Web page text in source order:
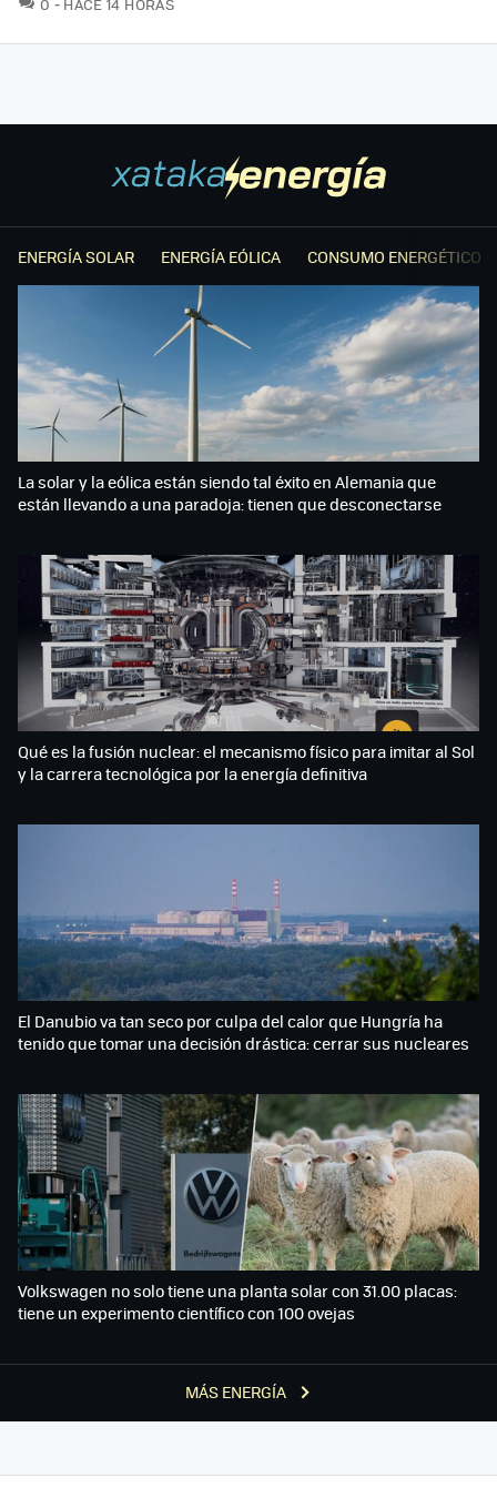
0 HACE 14 HORAS
ENERGÍA SOLAR ENERGÍA EÓLICA CONSUMO ENERGÉTICO
MÁS ENERGÍA
La solar y la eólica están siendo tal éxito en Alemania que
están llevando a una paradoja: tienen que desconectarse
Qué es la fusión nuclear: el mecanismo físico para imitar al Sol
y la carrera tecnológica por la energía definitiva
El Danubio va tan seco por culpa del calor que Hungría ha
tenido que tomar una decisión drástica: cerrar sus nucleares
Volkswagen no solo tiene una planta solar con 31.00 placas:
tiene un experimento científico con 100 ovejas